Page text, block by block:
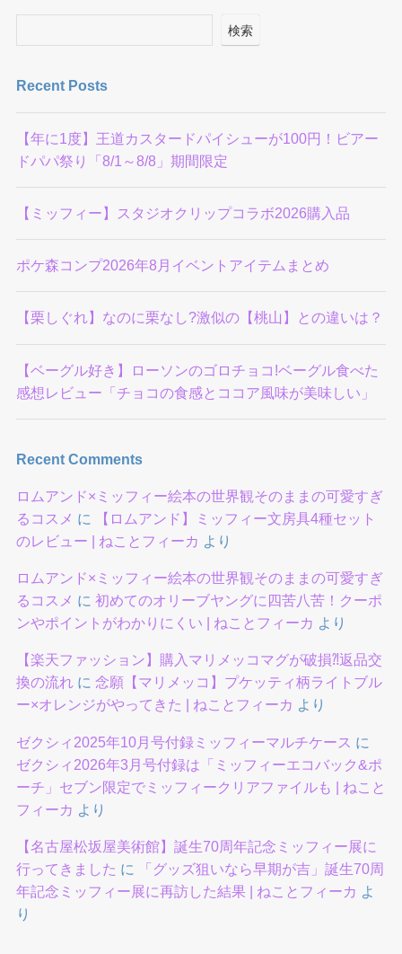
検索
Recent Posts
【年に1度】王道カスタードパイシューが100円！ビアー
ドパパ祭り「8/1～8/8」期間限定
【ミッフィー】スタジオクリップコラボ2026購入品
ポケ森コンプ2026年8月イベントアイテムまとめ
【栗しぐれ】なのに栗なし?激似の【桃山】との違いは？
【ベーグル好き】ローソンのゴロチョコ!ベーグル食べた
感想レビュー「チョコの食感とココア風味が美味しい」
Recent Comments
ロムアンド×ミッフィー絵本の世界観そのままの可愛すぎ
るコスメ に
【ロムアンド】ミッフィー文房具4種セット
のレビュー | ねことフィーカ より
ロムアンド×ミッフィー絵本の世界観そのままの可愛すぎ
るコスメ に 初めてのオリーブヤングに四苦八苦！クーポ
ンやポイントがわかりにくい | ねことフィーカ より
【楽天ファッション】購入マリメッコマグが破損⁈返品交
換の流れに 念願【マリメッコ】プケッティ柄ライトブル
ー×オレンジがやってきた | ねことフィーカ より
ゼクシィ2025年10月号付録ミッフィーマルチケース に
ゼクシィ2026年3月号付録は「ミッフィーエコバック&ポ
ーチ」セブン限定でミッフィークリアファイルも | ねこと
フィーカ より
【名古屋松坂屋美術館】誕生70周年記念ミッフィー展に
行ってきました に
「グッズ狙いなら早期が吉」誕生70周
年記念ミッフィー展に再訪した結果 | ねことフィーカ よ
り